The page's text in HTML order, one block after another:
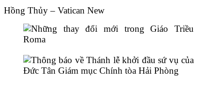
Hồng Thủy – Vatican New